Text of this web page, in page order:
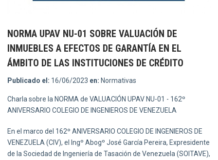
NORMA UPAV NU-01 SOBRE VALUACIÓN DE
INMUEBLES A EFECTOS DE GARANTÍA EN EL
ÁMBITO DE LAS INSTITUCIONES DE CRÉDITO
Publicado el: 16/06/2023 en: Normativas
Charla sobre la NORMA de VALUACIÓN UPAV NU-01 - 162º
ANIVERSARIO COLEGIO DE INGENIEROS DE VENEZUELA
En el marco del 162º ANIVERSARIO COLEGIO DE INGENIEROS DE
VENEZUELA (CIV), el Ingº Abogº José García Pereira, Expresidente
de la Sociedad de Ingeniería de Tasación de Venezuela (SOITAVE),